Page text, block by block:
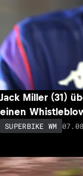
Jack Miller (31)
einen
SUPERBIKE WM